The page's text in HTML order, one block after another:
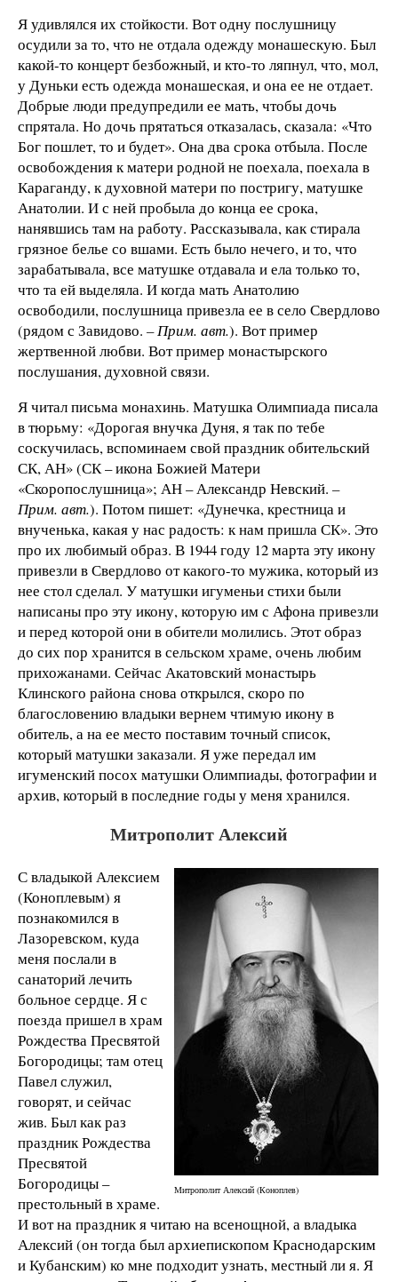
Я удивлялся их стойкости. Вот одну послушницу
осудили за то, что не отдала одежду монашескую. Был
какой-то концерт безбожный, и кто-то ляпнул, что, мол,
у Дуньки есть одежда монашеская, и она ее не отдает.
Добрые люди предупредили ее мать, чтобы дочь
спрятала. Но дочь прятаться отказалась, сказала: «Что
Бог пошлет, то и будет». Она два срока отбыла. После
освобождения к матери родной не поехала, поехала в
Караганду, к духовной матери по постригу, матушке
Анатолии. И с ней пробыла до конца ее срока,
нанявшись там на работу. Рассказывала, как стирала
грязное белье со вшами. Есть было нечего, и то, что
зарабатывала, все матушке отдавала и ела только то,
что та ей выделяла. И когда мать Анатолию
освободили, послушница привезла ее в село Свердлово
(рядом с Завидово. – Прим. авт.). Вот пример
жертвенной любви. Вот пример монастырского
послушания, духовной связи.
Я читал письма монахинь. Матушка Олимпиада писала
в тюрьму: «Дорогая внучка Дуня, я так по тебе
соскучилась, вспоминаем свой праздник обительский
СК, АН» (СК – икона Божией Матери
«Скоропослушница»; АН – Александр Невский. –
Прим. авт.). Потом пишет: «Дунечка, крестница и
внученька, какая у нас радость: к нам пришла СК». Это
про их любимый образ. В 1944 году 12 марта эту икону
привезли в Свердлово от какого-то мужика, который из
нее стол сделал. У матушки игуменьи стихи были
написаны про эту икону, которую им с Афона привезли
и перед которой они в обители молились. Этот образ
до сих пор хранится в сельском храме, очень любим
прихожанами. Сейчас Акатовский монастырь
Клинского района снова открылся, скоро по
благословению владыки вернем чтимую икону в
обитель, а на ее место поставим точный список,
который матушки заказали. Я уже передал им
игуменский посох матушки Олимпиады, фотографии и
архив, который в последние годы у меня хранился.
Митрополит Алексий
Митрополит Алексий (Коноплев)
С владыкой Алексием
(Коноплевым) я
познакомился в
Лазоревском, куда
меня послали в
санаторий лечить
больное сердце. Я с
поезда пришел в храм
Рождества Пресвятой
Богородицы; там отец
Павел служил,
говорят, и сейчас
жив. Был как раз
праздник Рождества
Пресвятой
Богородицы –
престольный в храме.
И вот на праздник я читаю на всенощной, а владыка
Алексий (он тогда был архиепископом Краснодарским
и Кубанским) ко мне подходит узнать, местный ли я. Я